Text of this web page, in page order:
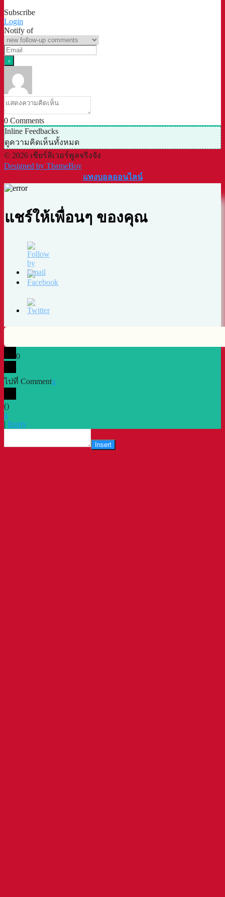
Subscribe
Login
Notify of
0 Comments
Inline Feedbacks
ดูความคิดเห็นทั้งหมด
© 2026 เชียร์ลิเวอร์พูลจริงจัง
Designed by ThemeBoy
แทงบอลออนไลน์
แชร์ให้เพื่อนๆ ของคุณ
0
ไปที่ Commentx
()
x
| Reply
Insert